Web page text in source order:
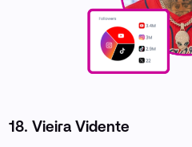
18. Vieira Vidente